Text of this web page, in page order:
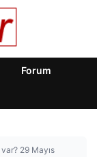
Forum
29 Mayıs